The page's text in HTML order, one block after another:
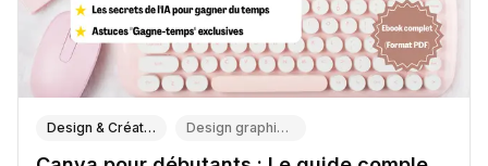
Design & Créativité Design graphique (Photoshop, Illustrator, Figma, Canva)